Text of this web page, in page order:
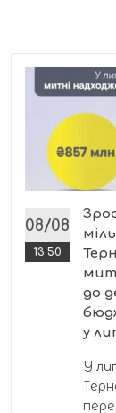
08/08
13:50
до
у
У